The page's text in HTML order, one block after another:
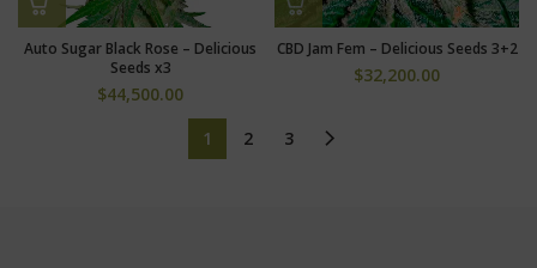
Auto Sugar Black Rose – Delicious
Seeds x3
$44,500.00
CBD Jam Fem – Delicious Seeds 3+2
$32,200.00
1 2 3